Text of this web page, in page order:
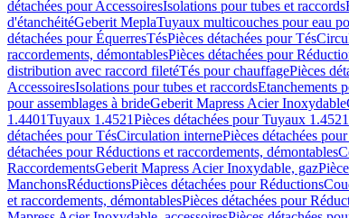
détachées pour AccessoiresIsolations pour tubes et raccords
d'étanchéitéGeberit MeplaTuyaux multicouches pour eau
détachées pour ÉquerresTésPièces détachées pour Tés
raccordements, démontablesPièces détachées pour
distribution avec raccord filetéTés pour chauffagePièces
AccessoiresIsolations pour tubes et raccordsEtanchements
pour assemblages à brideGeberit Mapress Acier Inoxydable
1.4401Tuyaux 1.4521Pièces détachées pour Tuyaux 1.4521
détachées pour TésCirculation internePièces détachées
détachées pour Réductions et raccordements, démontables
RaccordementsGeberit Mapress Acier Inoxydable, gaz
ManchonsRéductionsPièces détachées pour Réductions
et raccordements, démontablesPièces détachées pour